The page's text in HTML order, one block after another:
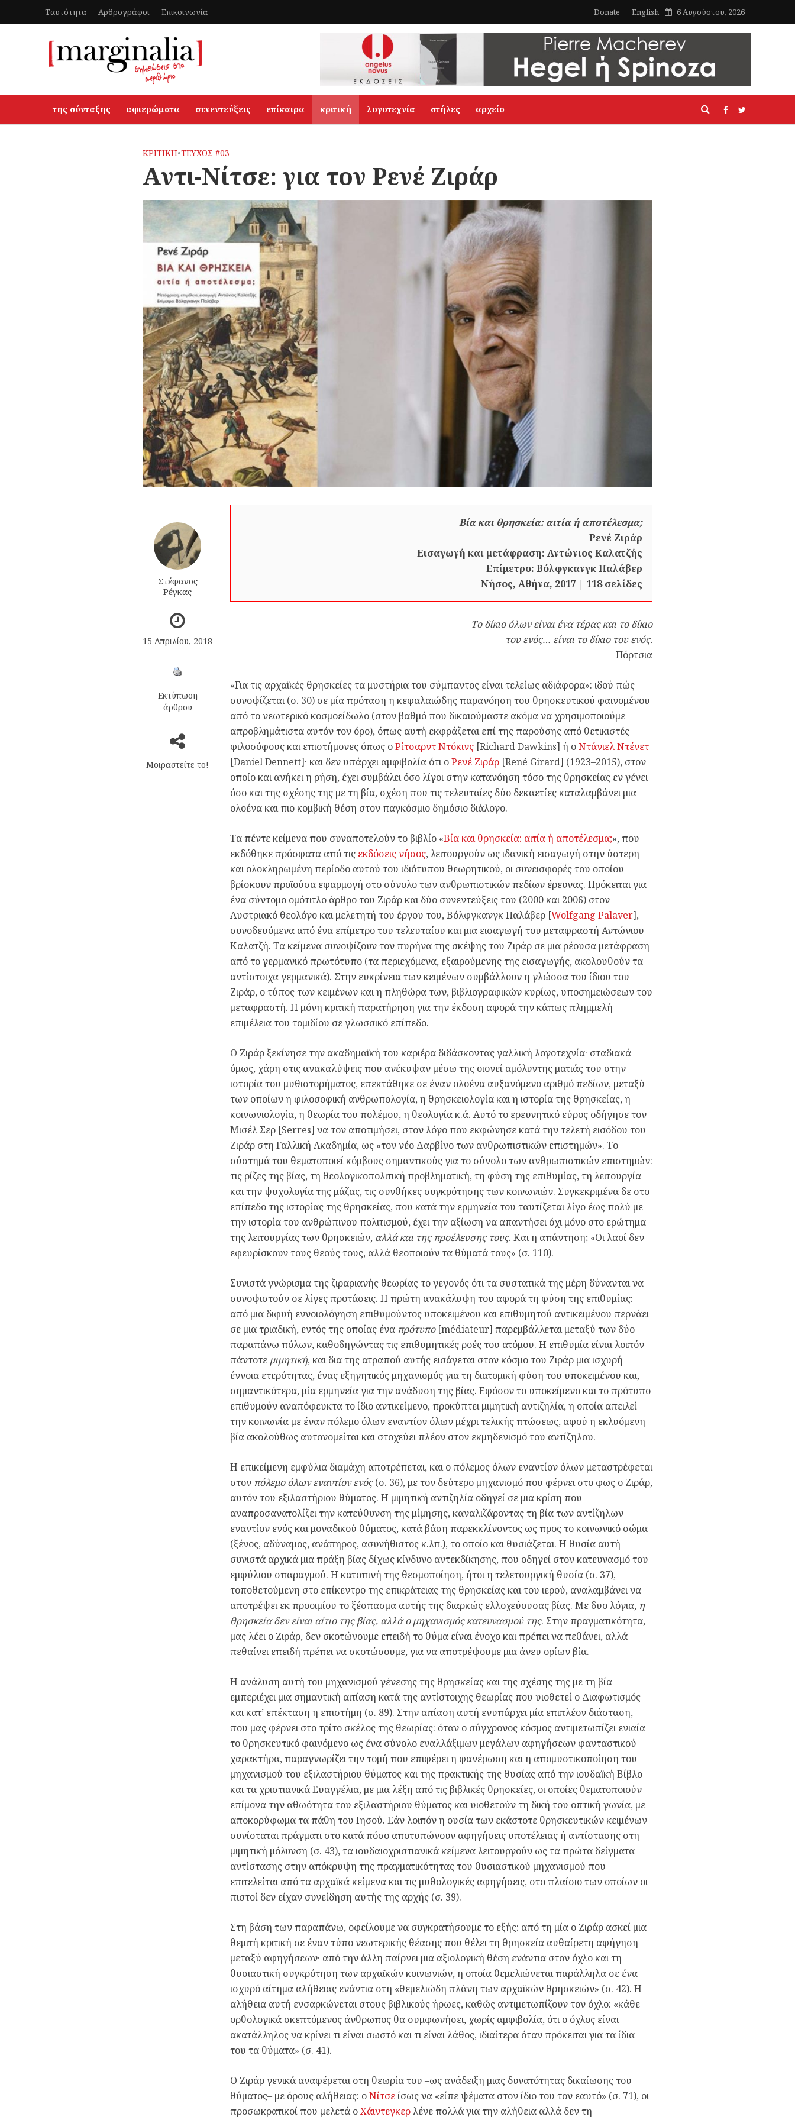
Ταυτότητα Αρθρογράφοι Επικοινωνία Donate English 6 Αυγούστου, 2026
της σύνταξης αφιερώματα συνεντεύξεις επίκαιρα κριτική λογοτεχνία στήλες αρχείο
ΚΡΙΤΙΚΗ•ΤΕΥΧΟΣ #03
Aντι-Νίτσε: για τον Ρενέ Ζιράρ
Στέφανος
Ρέγκας
15 Απριλίου, 2018
Εκτύπωση
άρθρου
Μοιραστείτε το!
Βία και θρησκεία: αιτία ή αποτέλεσμα;
Ρενέ Ζιράρ
Εισαγωγή και μετάφραση: Αντώνιος Καλατζής
Επίμετρο: Βόλφγκανγκ Παλάβερ
Νήσος, Αθήνα, 2017 | 118 σελίδες
Το δίκιο όλων είναι ένα τέρας και το δίκιο
του ενός… είναι το δίκιο του ενός.
Πόρτσια
«Για τις αρχαϊκές θρησκείες τα μυστήρια του σύμπαντος είναι τελείως αδιάφορα»: ιδού πώς
συνοψίζεται (σ. 30) σε μία πρόταση η κεφαλαιώδης παρανόηση του θρησκευτικού φαινομένου
από το νεωτερικό κοσμοείδωλο (στον βαθμό που δικαιούμαστε ακόμα να χρησιμοποιούμε
απροβλημάτιστα αυτόν τον όρο), όπως αυτή εκφράζεται επί της παρούσης από θετικιστές
φιλοσόφους και επιστήμονες όπως οΡίτσαρντ Ντόκινς [Richard Dawkins] ή οΝτάνιελ Ντένετ
[Daniel Dennett]· και δεν υπάρχει αμφιβολία ότι οΡενέ Ζιράρ [René Girard] (1923–2015), στον
οποίο και ανήκει η ρήση, έχει συμβάλει όσο λίγοι στην κατανόηση τόσο της θρησκείας εν γένει
όσο και της σχέσης της με τη βία, σχέση που τις τελευταίες δύο δεκαετίες καταλαμβάνει μια
ολοένα και πιο κομβική θέση στον παγκόσμιο δημόσιο διάλογο.
Τα πέντε κείμενα που συναποτελούν το βιβλίο «Βία και θρησκεία: αιτία ή αποτέλεσμα;», που
εκδόθηκε πρόσφατα από τις εκδόσεις νήσος, λειτουργούν ως ιδανική εισαγωγή στην ύστερη
και ολοκληρωμένη περίοδο αυτού του ιδιότυπου θεωρητικού, οι συνεισφορές του οποίου
βρίσκουν προϊούσα εφαρμογή στο σύνολο των ανθρωπιστικών πεδίων έρευνας. Πρόκειται για
ένα σύντομο ομότιτλο άρθρο του Ζιράρ και δύο συνεντεύξεις του (2000 και 2006) στον
Αυστριακό θεολόγο και μελετητή του έργου του, Βόλφγκανγκ Παλάβερ [Wolfgang Palaver],
συνοδευόμενα από ένα επίμετρο του τελευταίου και μια εισαγωγή του μεταφραστή Αντώνιου
Καλατζή. Τα κείμενα συνοψίζουν τον πυρήνα της σκέψης του Ζιράρ σε μια ρέουσα μετάφραση
από το γερμανικό πρωτότυπο (τα περιεχόμενα, εξαιρούμενης της εισαγωγής, ακολουθούν τα
αντίστοιχα γερμανικά). Στην ευκρίνεια των κειμένων συμβάλλουν η γλώσσα του ίδιου του
Ζιράρ, ο τύπος των κειμένων και η πληθώρα των, βιβλιογραφικών κυρίως, υποσημειώσεων του
μεταφραστή. Η μόνη κριτική παρατήρηση για την έκδοση αφορά την κάπως πλημμελή
επιμέλεια του τομιδίου σε γλωσσικό επίπεδο.
Ο Ζιράρ ξεκίνησε την ακαδημαϊκή του καριέρα διδάσκοντας γαλλική λογοτεχνία· σταδιακά
όμως, χάρη στις ανακαλύψεις που ανέκυψαν μέσω της οιονεί αμόλυντης ματιάς του στην
ιστορία του μυθιστορήματος, επεκτάθηκε σε έναν ολοένα αυξανόμενο αριθμό πεδίων, μεταξύ
των οποίων η φιλοσοφική ανθρωπολογία, η θρησκειολογία και η ιστορία της θρησκείας, η
κοινωνιολογία, η θεωρία του πολέμου, η θεολογία κ.ά. Αυτό το ερευνητικό εύρος οδήγησε τον
Μισέλ Σερ [Serres] να τον αποτιμήσει, στον λόγο που εκφώνησε κατά την τελετή εισόδου του
Ζιράρ στη Γαλλική Ακαδημία, ως «τον νέο Δαρβίνο των ανθρωπιστικών επιστημών». Το
σύστημά του θεματοποιεί κόμβους σημαντικούς για το σύνολο των ανθρωπιστικών επιστημών:
τις ρίζες της βίας, τη θεολογικοπολιτική προβληματική, τη φύση της επιθυμίας, τη λειτουργία
και την ψυχολογία της μάζας, τις συνθήκες συγκρότησης των κοινωνιών. Συγκεκριμένα δε στο
επίπεδο της ιστορίας της θρησκείας, που κατά την ερμηνεία του ταυτίζεται λίγο έως πολύ με
την ιστορία του ανθρώπινου πολιτισμού, έχει την αξίωση να απαντήσει όχι μόνο στο ερώτημα
της λειτουργίας των θρησκειών, αλλά και της προέλευσης τους. Και η απάντηση; «Οι λαοί δεν
εφευρίσκουν τους θεούς τους, αλλά θεοποιούν τα θύματά τους» (σ. 110).
Συνιστά γνώρισμα της ζιραριανής θεωρίας το γεγονός ότι τα συστατικά της μέρη δύνανται να
συνοψιστούν σε λίγες προτάσεις. Η πρώτη ανακάλυψη του αφορά τη φύση της επιθυμίας:
από μια διφυή εννοιολόγηση επιθυμούντος υποκειμένου και επιθυμητού αντικειμένου περνάει
σε μια τριαδική, εντός της οποίας ένα πρότυπο[médiateur] παρεμβάλλεται μεταξύ των δύο
παραπάνω πόλων, καθοδηγώντας τις επιθυμητικές ροές του ατόμου. Η επιθυμία είναι λοιπόν
πάντοτε μιμητική, και δια της ατραπού αυτής εισάγεται στον κόσμο του Ζιράρ μια ισχυρή
έννοια ετερότητας, ένας εξηγητικός μηχανισμός για τη διατομική φύση του υποκειμένου και,
σημαντικότερα, μία ερμηνεία για την ανάδυση της βίας. Εφόσον το υποκείμενο και το πρότυπο
επιθυμούν αναπόφευκτα το ίδιο αντικείμενο, προκύπτει μιμητική αντιζηλία, η οποία απειλεί
την κοινωνία με έναν πόλεμο όλων εναντίον όλων μέχρι τελικής πτώσεως, αφού η εκλυόμενη
βία ακολούθως αυτονομείται και στοχεύει πλέον στον εκμηδενισμό του αντίζηλου.
Η επικείμενη εμφύλια διαμάχη αποτρέπεται, και ο πόλεμος όλων εναντίον όλων μεταστρέφεται
στον πόλεμο όλων εναντίον ενός(σ. 36), με τον δεύτερο μηχανισμό που φέρνει στο φως ο Ζιράρ,
αυτόν του εξιλαστήριου θύματος. Η μιμητική αντιζηλία οδηγεί σε μια κρίση που
αναπροσανατολίζει την κατεύθυνση της μίμησης, καναλιζάροντας τη βία των αντίζηλων
εναντίον ενός και μοναδικού θύματος, κατά βάση παρεκκλίνοντος ως προς το κοινωνικό σώμα
(ξένος, αδύναμος, ανάπηρος, ασυνήθιστος κ.λπ.), το οποίο και θυσιάζεται. Η θυσία αυτή
συνιστά αρχικά μια πράξη βίας δίχως κίνδυνο αντεκδίκησης, που οδηγεί στον κατευνασμό του
εμφύλιου σπαραγμού. Η κατοπινή της θεσμοποίηση, ήτοι η τελετουργική θυσία (σ. 37),
τοποθετούμενη στο επίκεντρο της επικράτειας της θρησκείας και του ιερού, αναλαμβάνει να
αποτρέψει εκ προοιμίου το ξέσπασμα αυτής της διαρκώς ελλοχεύουσας βίας. Με δυο λόγια, η
θρησκεία δεν είναι αίτιο της βίας, αλλά ο μηχανισμός κατευνασμού της. Στην πραγματικότητα,
μας λέει ο Ζιράρ, δεν σκοτώνουμε επειδή το θύμα είναι ένοχο και πρέπει να πεθάνει, αλλά
πεθαίνει επειδή πρέπει να σκοτώσουμε, για να αποτρέψουμε μια άνευ ορίων βία.
Η ανάλυση αυτή του μηχανισμού γένεσης της θρησκείας και της σχέσης της με τη βία
εμπεριέχει μια σημαντική αιτίαση κατά της αντίστοιχης θεωρίας που υιοθετεί ο Διαφωτισμός
και κατ’ επέκταση η επιστήμη (σ. 89). Στην αιτίαση αυτή ενυπάρχει μία επιπλέον διάσταση,
που μας φέρνει στο τρίτο σκέλος της θεωρίας: όταν ο σύγχρονος κόσμος αντιμετωπίζει ενιαία
το θρησκευτικό φαινόμενο ως ένα σύνολο εναλλάξιμων μεγάλων αφηγήσεων φανταστικού
χαρακτήρα, παραγνωρίζει την τομή που επιφέρει η φανέρωση και η απομυστικοποίηση του
μηχανισμού του εξιλαστήριου θύματος και της πρακτικής της θυσίας από την ιουδαϊκή Βίβλο
και τα χριστιανικά Ευαγγέλια, με μια λέξη από τις βιβλικές θρησκείες, οι οποίες θεματοποιούν
επίμονα την αθωότητα του εξιλαστήριου θύματος και υιοθετούν τη δική του οπτική γωνία, με
αποκορύφωμα τα πάθη του Ιησού. Εάν λοιπόν η ουσία των εκάστοτε θρησκευτικών κειμένων
συνίσταται πράγματι στο κατά πόσο αποτυπώνουν αφηγήσεις υποτέλειας ή αντίστασης στη
μιμητική μόλυνση (σ. 43), τα ιουδαιοχριστιανικά κείμενα λειτουργούν ως τα πρώτα δείγματα
αντίστασης στην απόκρυψη της πραγματικότητας του θυσιαστικού μηχανισμού που
επιτελείται από τα αρχαϊκά κείμενα και τις μυθολογικές αφηγήσεις, στο πλαίσιο των οποίων οι
πιστοί δεν είχαν συνείδηση αυτής της αρχής (σ. 39).
Στη βάση των παραπάνω, οφείλουμε να συγκρατήσουμε το εξής: από τη μία ο Ζιράρ ασκεί μια
θεμιτή κριτική σε έναν τύπο νεωτερικής θέασης που θέλει τη θρησκεία αυθαίρετη αφήγηση
μεταξύ αφηγήσεων· από την άλλη παίρνει μια αξιολογική θέση ενάντια στον όχλο και τη
θυσιαστική συγκρότηση των αρχαϊκών κοινωνιών, η οποία θεμελιώνεται παράλληλα σε ένα
ισχυρό αίτημα αλήθειας ενάντια στη «θεμελιώδη πλάνη των αρχαϊκών θρησκειών» (σ. 42). Η
αλήθεια αυτή ενσαρκώνεται στους βιβλικούς ήρωες, καθώς αντιμετωπίζουν τον όχλο: «κάθε
ορθολογικά σκεπτόμενος άνθρωπος θα συμφωνήσει, χωρίς αμφιβολία, ότι ο όχλος είναι
ακατάλληλος να κρίνει τι είναι σωστό και τι είναι λάθος, ιδιαίτερα όταν πρόκειται για τα ίδια
του τα θύματα» (σ. 41).
Ο Ζιράρ γενικά αναφέρεται στη θεωρία του –ως ανάδειξη μιας δυνατότητας δικαίωσης του
θύματος– με όρους αλήθειας: οΝίτσε ίσως να «είπε ψέματα στον ίδιο του τον εαυτό» (σ. 71), οι
προσωκρατικοί που μελετά οΧάιντεγκερ λένε πολλά για την αλήθεια αλλά δεν τη